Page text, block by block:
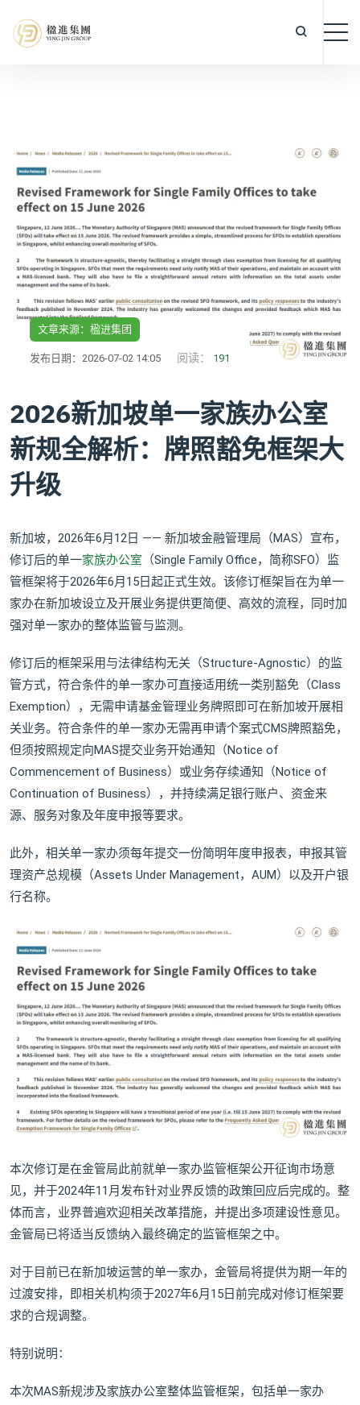
文章来源：楹进集团
发布日期：2026-07-02 14:05 阅读： 191
2026新加坡单一家族办公室
新规全解析：牌照豁免框架大
升级
新加坡，2026年6月12日 —— 新加坡金融管理局（MAS）宣布，
修订后的单一家族办公室 （Single Family Office，简称SFO）监
管框架将于2026年6月15日起正式生效。该修订框架旨在为单一
家办在新加坡设立及开展业务提供更简便、高效的流程，同时加
强对单一家办的整体监管与监测。
修订后的框架采用与法律结构无关（Structure-Agnostic）的监
管方式，符合条件的单一家办可直接适用统一类别豁免（Class
Exemption），无需申请基金管理业务牌照即可在新加坡开展相
关业务。符合条件的单一家办无需再申请个案式CMS牌照豁免，
但须按照规定向MAS提交业务开始通知（Notice of
Commencement of Business）或业务存续通知（Notice of
Continuation of Business），并持续满足银行账户、资金来
源、服务对象及年度申报等要求。
此外，相关单一家办须每年提交一份简明年度申报表，申报其管
理资产总规模（Assets Under Management，AUM）以及开户银
行名称。
本次修订是在金管局此前就单一家办监管框架公开征询市场意
见，并于2024年11月发布针对业界反馈的政策回应后完成的。整
体而言，业界普遍欢迎相关改革措施，并提出多项建设性意见。
金管局已将适当反馈纳入最终确定的监管框架之中。
对于目前已在新加坡运营的单一家办，金管局将提供为期一年的
过渡安排，即相关机构须于2027年6月15日前完成对修订框架要
求的合规调整。
特别说明：
本次MAS新规涉及家族办公室整体监管框架，包括单一家办